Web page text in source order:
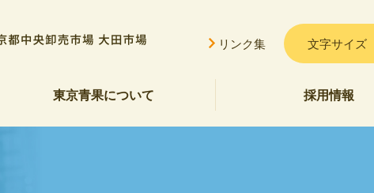
リンク集 文字サイズ
東京青果について
社長挨拶
会社概要
社会貢献
決算公告
各部ご案内
アクセス
反社会的勢力に対する基本方針
採用情報